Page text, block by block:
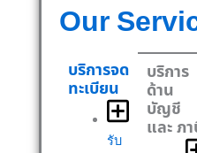
Our
บริการจด
ทะเบียน
รับ
บริการ
ด้าน
บัญชี
และ ภ